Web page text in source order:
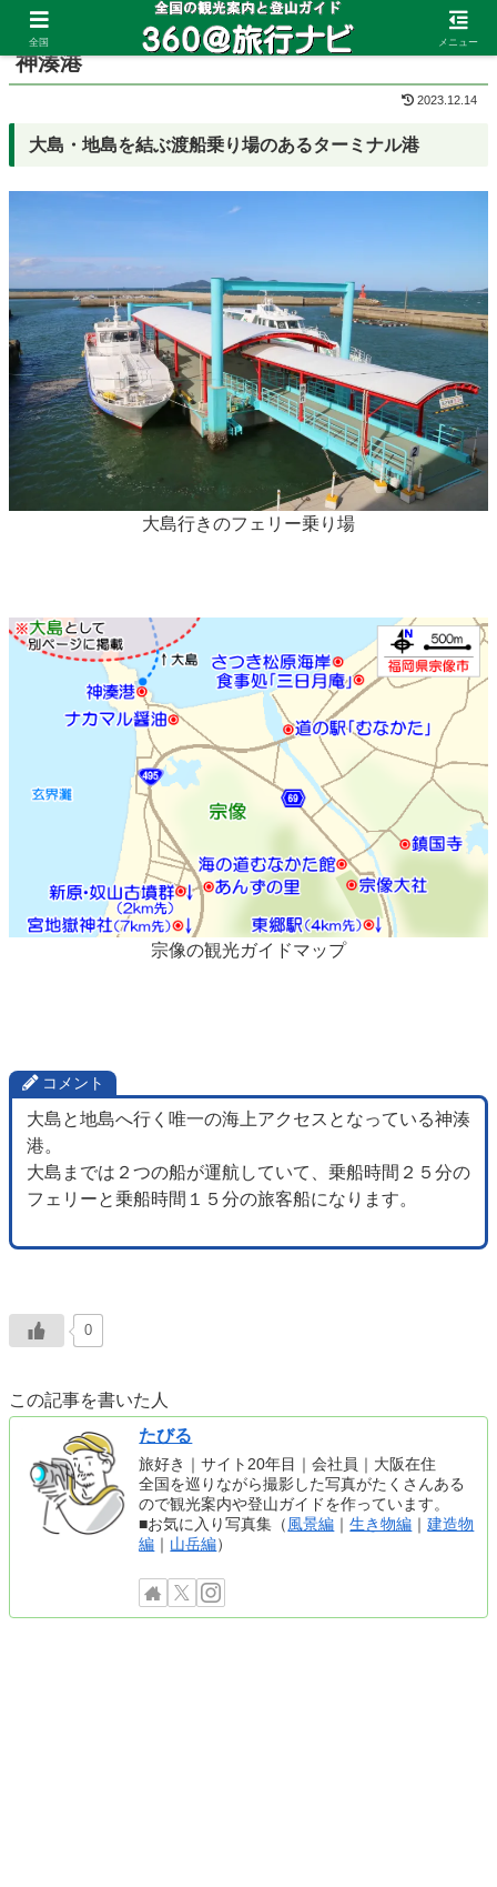
ホーム 福岡県 宗像
神湊港
2023.12.14
大島・地島を結ぶ渡船乗り場のあるターミナル港
大島行きのフェリー乗り場
宗像の観光ガイドマップ
コメント
大島と地島へ行く唯一の海上アクセスとなっている神湊
港。
大島までは２つの船が運航していて、乗船時間２５分の
フェリーと乗船時間１５分の旅客船になります。
0
この記事を書いた人
たびる
旅好き｜サイト20年目｜会社員｜大阪在住
全国を巡りながら撮影した写真がたくさんある
ので観光案内や登山ガイドを作っています。
■お気に入り写真集（風景編 ｜生き物編 ｜建造物
編 ｜ 山岳編）
全国 メニュー